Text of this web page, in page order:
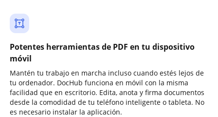
Potentes herramientas de PDF en tu dispositivo
móvil
Mantén tu trabajo en marcha incluso cuando estés lejos de
tu ordenador. DocHub funciona en móvil con la misma
facilidad que en escritorio. Edita, anota y firma documentos
desde la comodidad de tu teléfono inteligente o tableta. No
es necesario instalar la aplicación.